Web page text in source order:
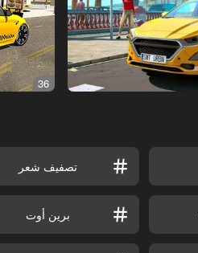
36
تصفيف شعر
برين أوت